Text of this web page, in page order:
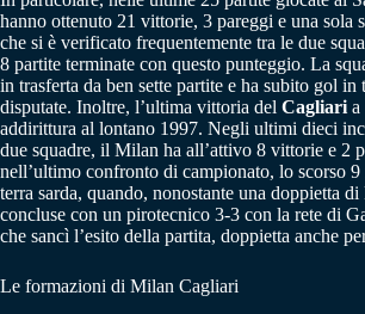
hanno ottenuto 21 vittorie, 3 pareggi e una sola
che si è verificato frequentemente tra le due
8 partite terminate con questo punteggio. La
in trasferta da ben sette partite e ha subito gol in
disputate. Inoltre, l’ultima vittoria del Cagliari a
addirittura al lontano 1997. Negli ultimi dieci
due squadre, il Milan ha all’attivo 8 vittorie e 2
nell’ultimo confronto di campionato, lo scorso
terra sarda, quando, nonostante una doppietta
concluse con un pirotecnico 3-3 con la rete di
che sancì l’esito della partita, doppietta anche
Le formazioni di Milan Cagliari